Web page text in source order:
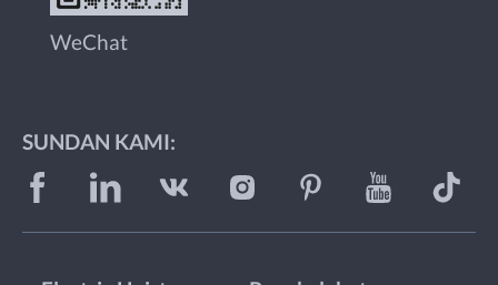
WeChat
SUNDAN KAMI: